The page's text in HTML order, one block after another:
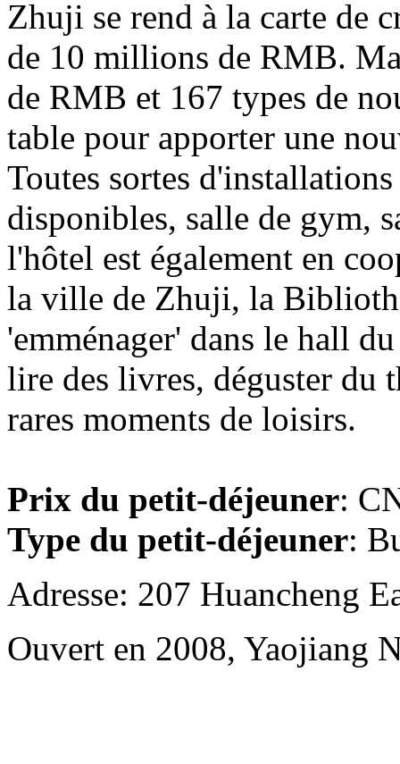
Zhuji se rend à la carte de
de 10 millions de RMB.
de RMB et 167 types de
table pour apporter une
Toutes sortes
disponibles, salle de gym,
l'hôtel est également en
la ville de Zhuji, la
'emménager' dans le hall
lire des livres, déguster du
rares moments de loisirs.
Prix du petit-déjeuner:
Type du petit-déjeuner:
Adresse: 207 Huancheng
Ouvert en 2008, Yaojiang